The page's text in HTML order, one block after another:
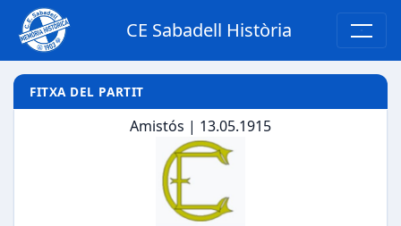
CE Sabadell Història
FITXA DEL PARTIT
Amistós | 13.05.1915